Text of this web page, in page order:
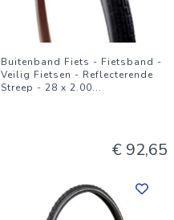
Buitenband Fiets - Fietsband -
Veilig Fietsen - Reflecterende
Streep - 28 x 2.00...
€ 92,65